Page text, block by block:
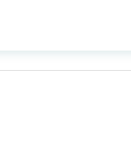
عدد الغرف